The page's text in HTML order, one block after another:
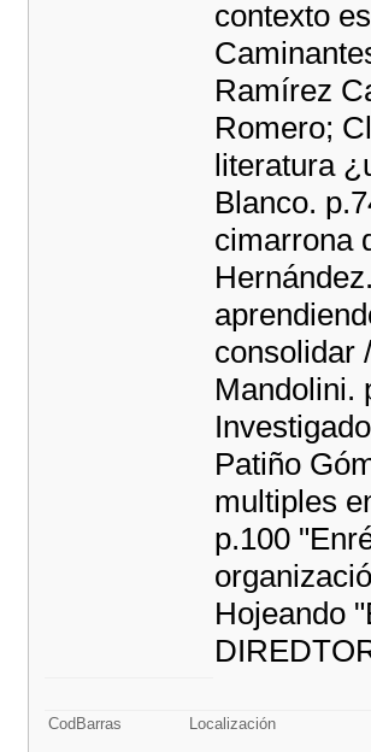
contexto
Ramírez
Romero;
literatura
Blanco.
cimarrona
consolidar
Mandolini.
Patiño
multiples
p.100
Hojeando
CodBarras Localización